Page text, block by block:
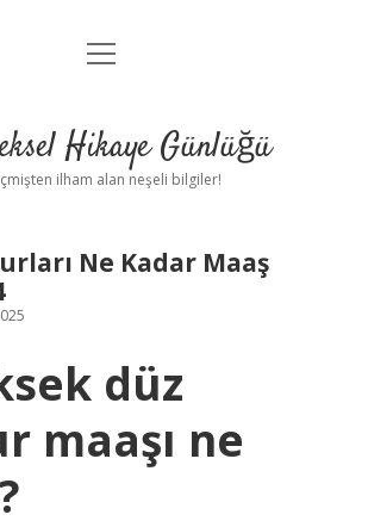
Anasayfa
Yasal Uyarı
menüyü
Hikaye Günlüğü
ilham alan neşeli bilgiler!
Ne Kadar Maaş
düz
maaşı ne